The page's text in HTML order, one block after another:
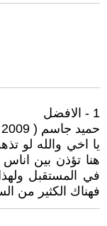
1 - الافضل
حميد جاسم ( 2009 / 6 / 8 - 20:15 )
يا اخي والله لو
هنا تؤذن بين
في المستقبل
فهناك الكثير من